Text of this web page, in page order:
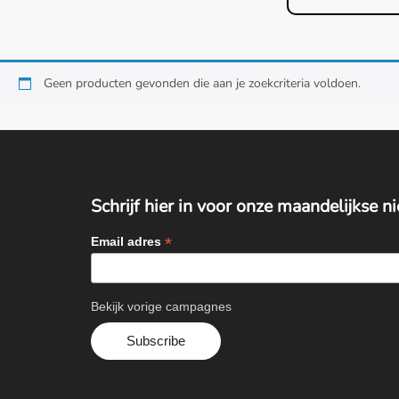
Geen producten gevonden die aan je zoekcriteria voldoen.
Schrijf hier in voor onze maandelijkse
Email adres *
Bekijk vorige campagnes